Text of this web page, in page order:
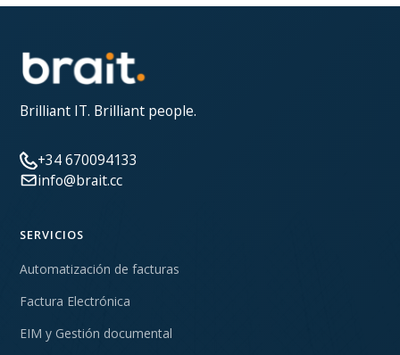
Brilliant IT. Brilliant people.
+34 670094133
info@brait.cc
SERVICIOS
Automatización de facturas
Factura Electrónica
EIM y Gestión documental